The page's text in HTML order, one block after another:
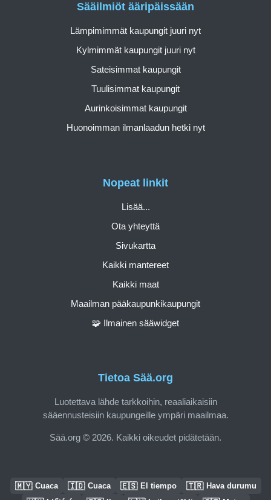
Tietoa Sää.org
Luotettava lähde tarkkoihin, reaaliaikaisiin
sääennusteisiin kaupungeille ympäri maailmaa.
Sää.org © 2026. Kaikki oikeudet pidätetään.
Nopeat linkit
Lisää...
Ota yhteyttä
Sivukartta
Kaikki mantereet
Kaikki maat
Maailman pääkaupunkikaupungit
🧩 Ilmainen sääwidget
Sääilmiöt ääripäissään
Lämpimimmät kaupungit juuri nyt
Kylmimmät kaupungit juuri nyt
Sateisimmat kaupungit
Tuulisimmat kaupungit
Aurinkoisimmat kaupungit
Huonoimman ilmanlaadun hetki nyt
🇲🇾 Cuaca 🇮🇩 Cuaca 🇪🇸 El tiempo 🇹🇷 Hava durumu